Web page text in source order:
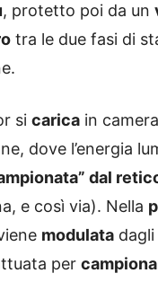
, protetto poi da un
tra le due fasi di
si carica in
dove l’energia
dal
e così via). Nella
modulata
per